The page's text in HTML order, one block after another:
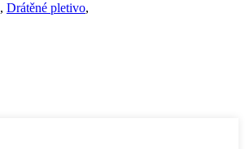
, Drátěné pletivo,